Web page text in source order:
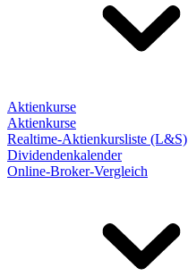
Aktienkurse
Aktienkurse
Realtime-Aktienkursliste (L&S)
Dividendenkalender
Online-Broker-Vergleich